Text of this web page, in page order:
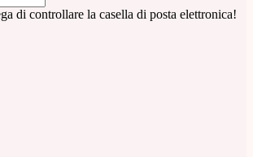
di controllare la casella di posta elettronica!